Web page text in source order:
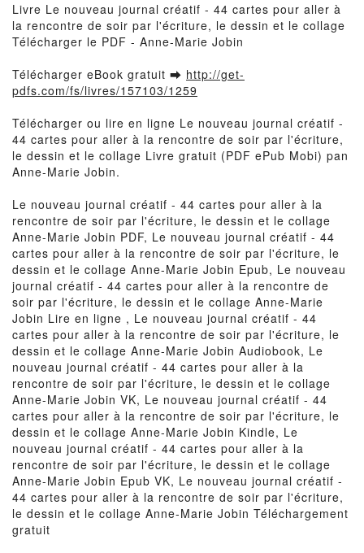
Livre Le nouveau journal créatif - 44 cartes pour aller à
la rencontre de soir par l'écriture, le dessin et le collage
Télécharger le PDF - Anne-Marie Jobin
Télécharger eBook gratuit ➡ http://get-
pdfs.com/fs/livres/157103/1259
Télécharger ou lire en ligne Le nouveau journal créatif -
44 cartes pour aller à la rencontre de soir par l'écriture,
le dessin et le collage Livre gratuit (PDF ePub Mobi) pan
Anne-Marie Jobin.
Le nouveau journal créatif - 44 cartes pour aller à la
rencontre de soir par l'écriture, le dessin et le collage
Anne-Marie Jobin PDF, Le nouveau journal créatif - 44
cartes pour aller à la rencontre de soir par l'écriture, le
dessin et le collage Anne-Marie Jobin Epub, Le nouveau
journal créatif - 44 cartes pour aller à la rencontre de
soir par l'écriture, le dessin et le collage Anne-Marie
Jobin Lire en ligne , Le nouveau journal créatif - 44
cartes pour aller à la rencontre de soir par l'écriture, le
dessin et le collage Anne-Marie Jobin Audiobook, Le
nouveau journal créatif - 44 cartes pour aller à la
rencontre de soir par l'écriture, le dessin et le collage
Anne-Marie Jobin VK, Le nouveau journal créatif - 44
cartes pour aller à la rencontre de soir par l'écriture, le
dessin et le collage Anne-Marie Jobin Kindle, Le
nouveau journal créatif - 44 cartes pour aller à la
rencontre de soir par l'écriture, le dessin et le collage
Anne-Marie Jobin Epub VK, Le nouveau journal créatif -
44 cartes pour aller à la rencontre de soir par l'écriture,
le dessin et le collage Anne-Marie Jobin Téléchargement
gratuit